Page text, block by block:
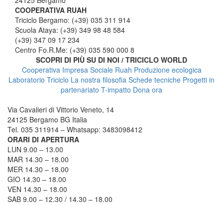
COOPERATIVA RUAH
Triciclo Bergamo: (+39) 035 311 914
Scuola Ataya: (+39) 349 98 48 584
(+39) 347 09 17 234
Centro Fo.R.Me: (+39) 035 590 000 8
SCOPRI DI PIÙ SU DI NOI / TRICICLO WORLD
Cooperativa Impresa Sociale Ruah Produzione ecologica
Laboratorio Triciclo La nostra filosofia Schede tecniche Progetti in
partenariato T-impatto Dona ora
Via Cavalieri di Vittorio Veneto, 14
24125 Bergamo BG Italia
Tel. 035 311914 – Whatsapp: 3483098412
ORARI DI APERTURA
LUN 9.00 – 13.00
MAR 14.30 – 18.00
MER 14.30 – 18.00
GIO 14.30 – 18.00
VEN 14.30 – 18.00
SAB 9.00 – 12.30 / 14.30 – 18.00